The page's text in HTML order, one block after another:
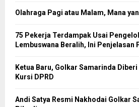
Olahraga Pagi atau Malam, Mana
75 Pekerja Terdampak Usai
Lembuswana Beralih, Ini Penjelasan
Ketua Baru, Golkar Samarinda
Kursi DPRD
Andi Satya Resmi Nakhodai Golkar